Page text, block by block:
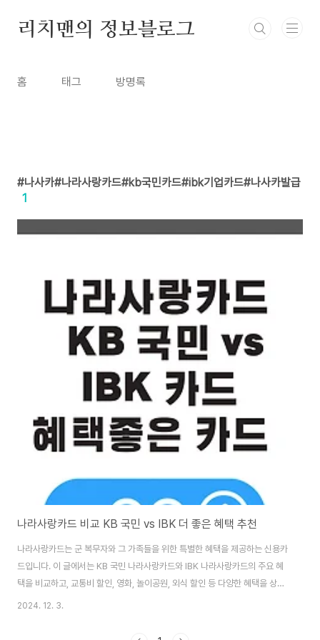
리치맨의 정보블로그
홈 태그 방명록
나사카#나라사랑카드#kb국민카드#ibk기업카드#나사카발급
1
나라사랑카드 비교 KB 국민 vs IBK 더 좋은 혜택 추천
나라사랑카드는 군 복무자와 그 가족들을 위한 특별한 혜택을 제공하는 신용카
드입니다. 이 글에서는 KB 국민 나라사랑카드와 IBK 나라사랑카드의 주요 혜
택을 비교하고, 교통비 할인, 영화, 놀이공원, 외식 할인 등 다양한 혜택을 상세
히 살펴보겠습니다. 나라사랑카드 발급하기 나라사랑카드 주요 혜택 비교하
공.IBK 카드: 월 최대 2천 원 한도로 10% 청구할인 제공. 🔸영화 할인 KB 국
2024. 12. 3.